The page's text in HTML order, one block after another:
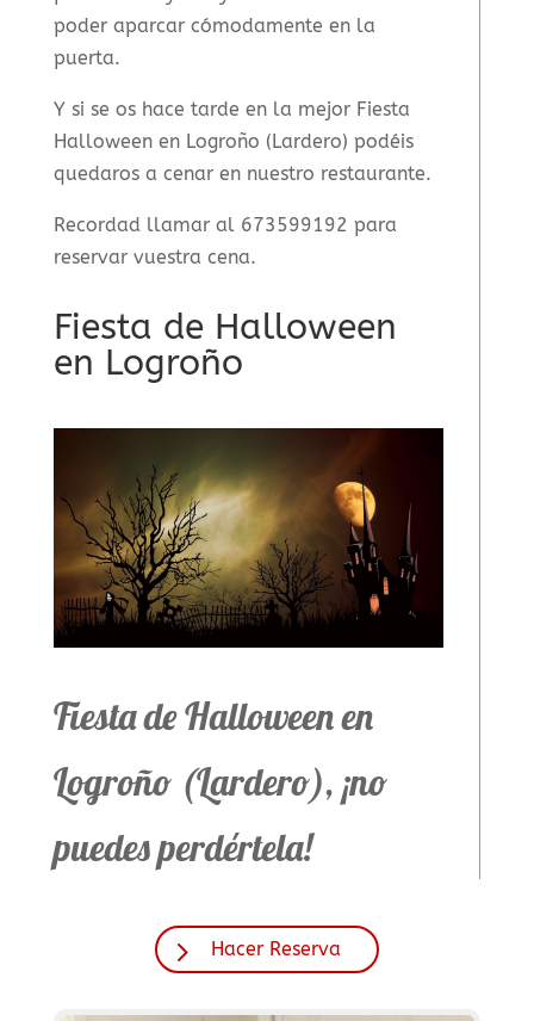
poder aparcar cómodamente en la
puerta.
Y si se os hace tarde en la mejor Fiesta
Halloween en Logroño (Lardero) podéis
quedaros a cenar en nuestro restaurante.
Recordad llamar al 673599192 para
reservar vuestra cena.
Fiesta de Halloween
en Logroño
Fiesta de Halloween en
Logroño (Lardero), ¡no
puedes perdértela!
Hacer Reserva